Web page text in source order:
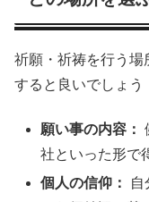
祈願・祈祷を行う場
すると良いでしょう
願い事の内容：
社といった形で
個人の信仰：
自